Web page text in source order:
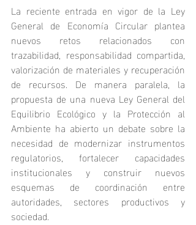
La reciente entrada en vigor de la Ley
General de Economía Circular plantea
nuevos retos relacionados con
trazabilidad, responsabilidad compartida,
valorización de materiales y recuperación
de recursos. De manera paralela, la
propuesta de una nueva Ley General del
Equilibrio Ecológico y la Protección al
Ambiente ha abierto un debate sobre la
necesidad de modernizar instrumentos
regulatorios, fortalecer capacidades
institucionales y construir nuevos
esquemas de coordinación entre
autoridades, sectores productivos y
sociedad.